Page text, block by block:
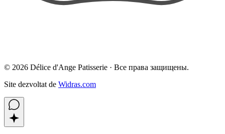
© 2026 Délice d'Ange Patisserie · Все права защищены.
Site dezvoltat de Widras.com